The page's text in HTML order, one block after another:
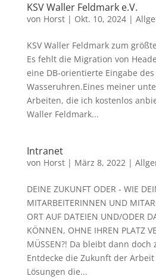
KSV Waller Feldmark e.V.
von Horst| Okt. 10, 2024|
KSV Waller Feldmark zum
Es fehlt die Migration von
eine DB-orientierte Eingabe
Wasseruhren.Eines meiner
Arbeiten, die ich kostenlos
Waller Feldmark...
Intranet
von Horst| März 8, 2022|
DEINE ZUKUNFT ODER - WIE
MITARBEITERINNEN UND
ORT AUF DATEIEN UND/ODER
KÖNNEN, OHNE IHREN PLATZ
MÜSSEN?! Da bleibt dann
Entdecke die Zukunft der
Lösungen die...